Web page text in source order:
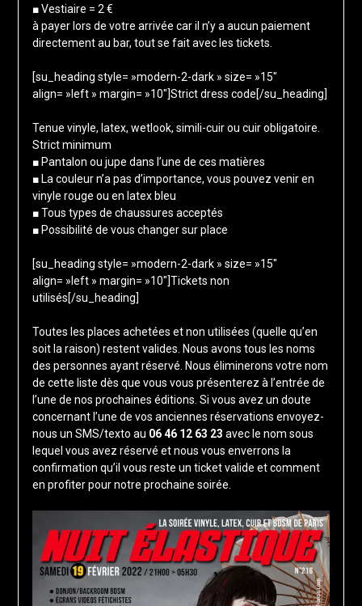
■ Vestiaire = 2 €
à payer lors de votre arrivée car il n’y a aucun paiement
directement au bar, tout se fait avec les tickets.
[su_heading style= »modern-2-dark » size= »15″
align= »left » margin= »10″]Strict dress code[/su_heading]
Tenue vinyle, latex, wetlook, simili-cuir ou cuir obligatoire.
Strict minimum
■ Pantalon ou jupe dans l’une de ces matières
■ La couleur n’a pas d’importance, vous pouvez venir en
vinyle rouge ou en latex bleu
■ Tous types de chaussures acceptés
■ Possibilité de vous changer sur place
[su_heading style= »modern-2-dark » size= »15″
align= »left » margin= »10″]Tickets non
utilisés[/su_heading]
Toutes les places achetées et non utilisées (quelle qu’en
soit la raison) restent valides. Nous avons tous les noms
des personnes ayant réservé. Nous éliminerons votre nom
de cette liste dès que vous vous présenterez à l’entrée de
l’une de nos prochaines éditions. Si vous avez un doute
concernant l’une de vos anciennes réservations envoyez-
nous un SMS/texto au 06 46 12 63 23 avec le nom sous
lequel vous avez réservé et nous vous enverrons la
confirmation qu’il vous reste un ticket valide et comment
en profiter pour notre prochaine soirée.